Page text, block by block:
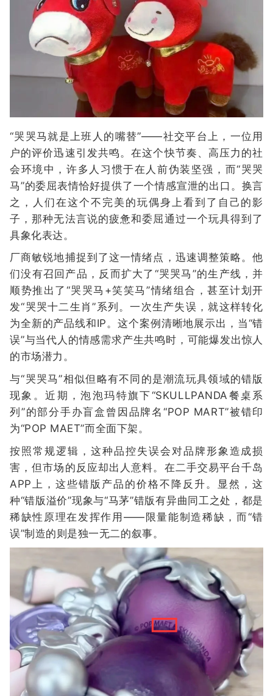
“哭哭马就是上班人的嘴替”——社交平台上，一位用
户的评价迅速引发共鸣。在这个快节奏、高压力的社
会环境中，许多人习惯于在人前伪装坚强，而“哭哭
马”的委屈表情恰好提供了一个情感宣泄的出口。换言
之，人们在这个不完美的玩偶身上看到了自己的影
子，那种无法言说的疲惫和委屈通过一个玩具得到了
具象化表达。
厂商敏锐地捕捉到了这一情绪点，迅速调整策略。他
们没有召回产品，反而扩大了“哭哭马”的生产线，并
顺势推出了“哭哭马+笑笑马”情绪组合，甚至计划开
发“哭哭十二生肖”系列。一次生产失误，就这样转化
为全新的产品线和IP。这个案例清晰地展示出，当“错
误”与当代人的情感需求产生共鸣时，可能爆发出惊人
的市场潜力。
与“哭哭马”相似但略有不同的是潮流玩具领域的错版
现象。近期，泡泡玛特旗下“SKULLPANDA餐桌系
列”的部分手办盲盒曾因品牌名“POP MART”被错印
为“POP MAET”而全面下架。
按照常规逻辑，这种品控失误会对品牌形象造成损
害，但市场的反应却出人意料。在二手交易平台千岛
APP上，这些错版产品的价格不降反升。显然，这
种“错版溢价”现象与“马茅”错版有异曲同工之处，都是
稀缺性原理在发挥作用——限量能制造稀缺，而“错
误”制造的则是独一无二的叙事。